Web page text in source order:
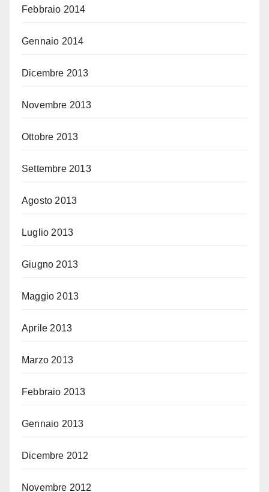
Febbraio 2014
Gennaio 2014
Dicembre 2013
Novembre 2013
Ottobre 2013
Settembre 2013
Agosto 2013
Luglio 2013
Giugno 2013
Maggio 2013
Aprile 2013
Marzo 2013
Febbraio 2013
Gennaio 2013
Dicembre 2012
Novembre 2012